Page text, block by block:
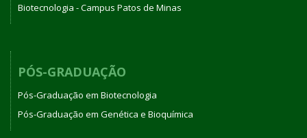
Biotecnologia - Campus Patos de Minas
PÓS-GRADUAÇÃO
Pós-Graduação em Biotecnologia
Pós-Graduação em Genética e Bioquímica